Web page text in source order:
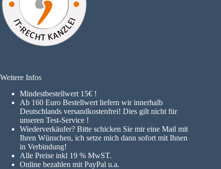
Weitere Infos
Mindestbestellwert 15€ !
Ab 160 Euro Bestellwert liefern wir innerhalb
Deutschlands versandkostenfrei! Dies gilt nicht für
unseren Test-Service !
Wiederverkäufer? Bitte schicken Sie mir eine Mail mit
Ihren Wünschen, ich setze mich dann sofort mit Ihnen
in Verbindung!
Alle Preise inkl 19 % MwST.
Online bezahlen mit PayPal u.a.